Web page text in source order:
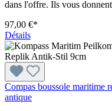
dans l'offre. Ils vous
97,00 €*
Détails
Compas boussole maritime
antique